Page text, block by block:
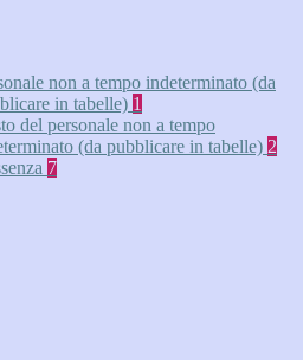
non a tempo indeterminato (da
in tabelle) 1
del personale non a tempo
(da pubblicare in tabelle) 2
7